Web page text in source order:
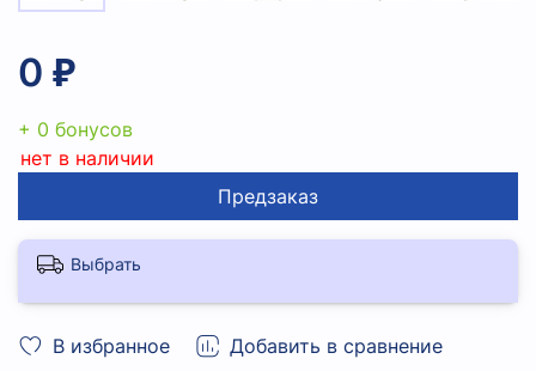
В избранное Добавить в сравнение
0 ₽
+ 0 бонусов
нет в наличии
Предзаказ
Выбрать